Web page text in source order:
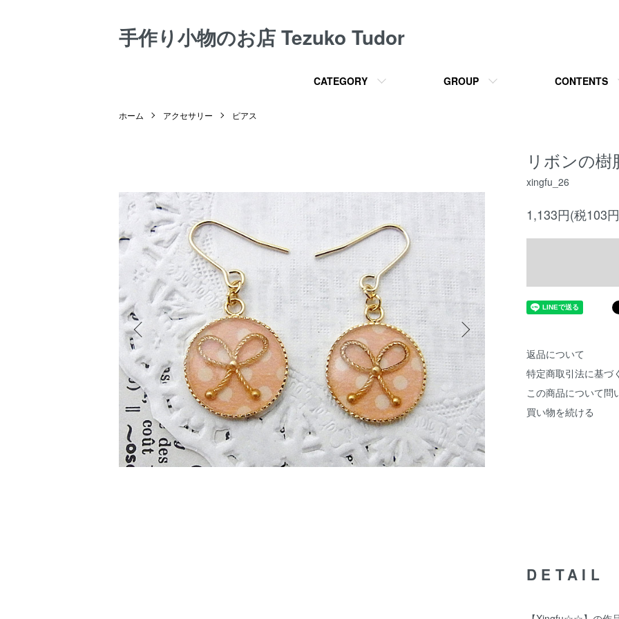
手作り小物のお店 Tezuko Tudor
CATEGORY GROUP CONTENTS
ホーム アクセサリー ピアス
リボンの
xingfu_26
1,133円(税103
返品について
特定商取引法に基づ
この商品について問
買い物を続ける
DETAIL